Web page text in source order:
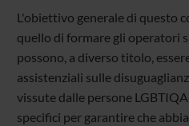
L'obiettivo generale di questo
quello di formare gli operatori
possono, a diverso titolo,
assistenziali sulle
vissute dalle persone
specifici per garantire che